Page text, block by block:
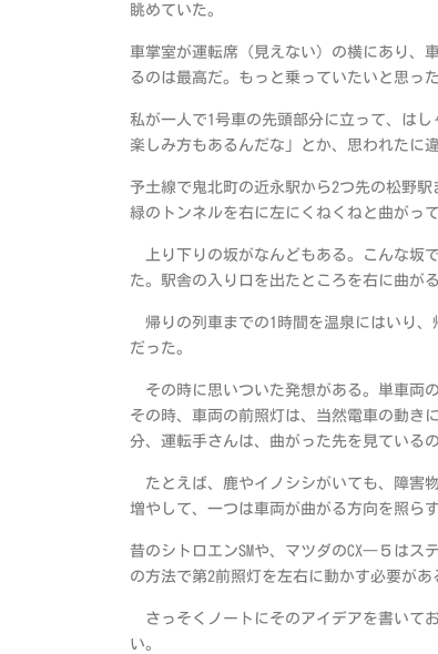
眺めていた。
車掌室が運転席（見えない）の横にあり、
るのは最高だ。もっと乗っていたいと思っ
私が一人で1号車の先頭部分に立って、は
楽しみ方もあるんだな」とか、思われたに違
予土線で鬼北町の近永駅から2つ先の松野
緑のトンネルを右に左にくねくねと曲がっ
上り下りの坂がなんどもある。こんな坂
た。駅舎の入り口を出たところを右に曲が
帰りの列車までの1時間を温泉にはいり、
だった。
その時に思いついた発想がある。単車両
その時、車両の前照灯は、当然電車の動き
分、運転手さんは、曲がった先を見ている
たとえば、鹿やイノシシがいても、障害
増やして、一つは車両が曲がる方向を照ら
昔のシトロエンSMや、マツダのCX―５はス
の方法で第2前照灯を左右に動かす必要があ
さっそくノートにそのアイデアを書いて
い。